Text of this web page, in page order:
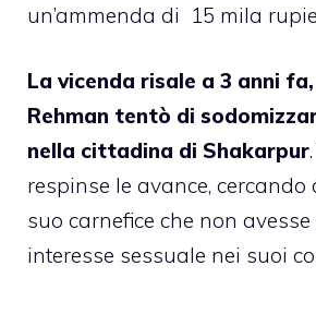
un’ammenda di 15 mila
La vicenda risale a 3 anni
Rehman tentò di
nella cittadina di Shakarpur
respinse le avance,
suo carnefice che non
interesse sessuale nei suoi